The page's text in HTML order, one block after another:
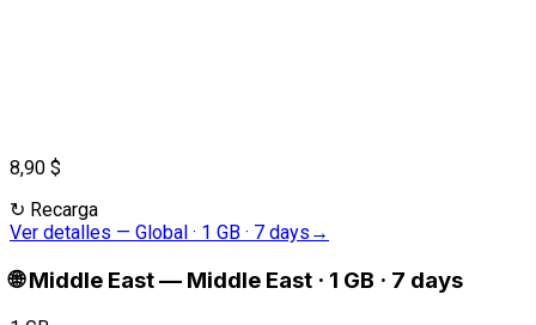
8,90 $
↻ Recarga
Ver detalles — Global · 1 GB · 7 days →
🌐 Middle East— Middle East · 1 GB · 7 days